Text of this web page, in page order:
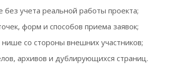
учета реальной работы проекта;
форм и способов приема заявок;
со стороны внешних участников;
архивов и дублирующихся страниц.